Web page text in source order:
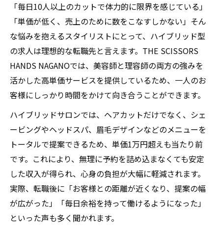
「毎日10人以上のカットで体力的に限界を感じている」
「単価が低く、売上のために数をこなすしかない」そん
な悩みを抱えるスタイリストにとって、ハイブリッド型
の求人は理想的な転職先と言えます。THE SCISSORS
HANDS NAGANOでは、美容師と理容師の両方の強みを
活かした高単価サービスを提供しているため、一人のお
客様にしっかり時間をかけて向き合うことができます。
ハイブリッドサロンでは、ヘアカットだけでなく、シェ
ービングやヘッドスパ、眉毛デザインなどのメニューを
トータルで提案できるため、単価1万円超えも当たり前
です。これにより、無理に予約を詰め込まなくても安定
した収入が得られ、心身の負担が大幅に軽減されます。
実際、転職後に「お客様との距離が近くなり、提案の幅
が広がった」「毎日余裕を持って働けるようになった」
といった声も多く聞かれます。